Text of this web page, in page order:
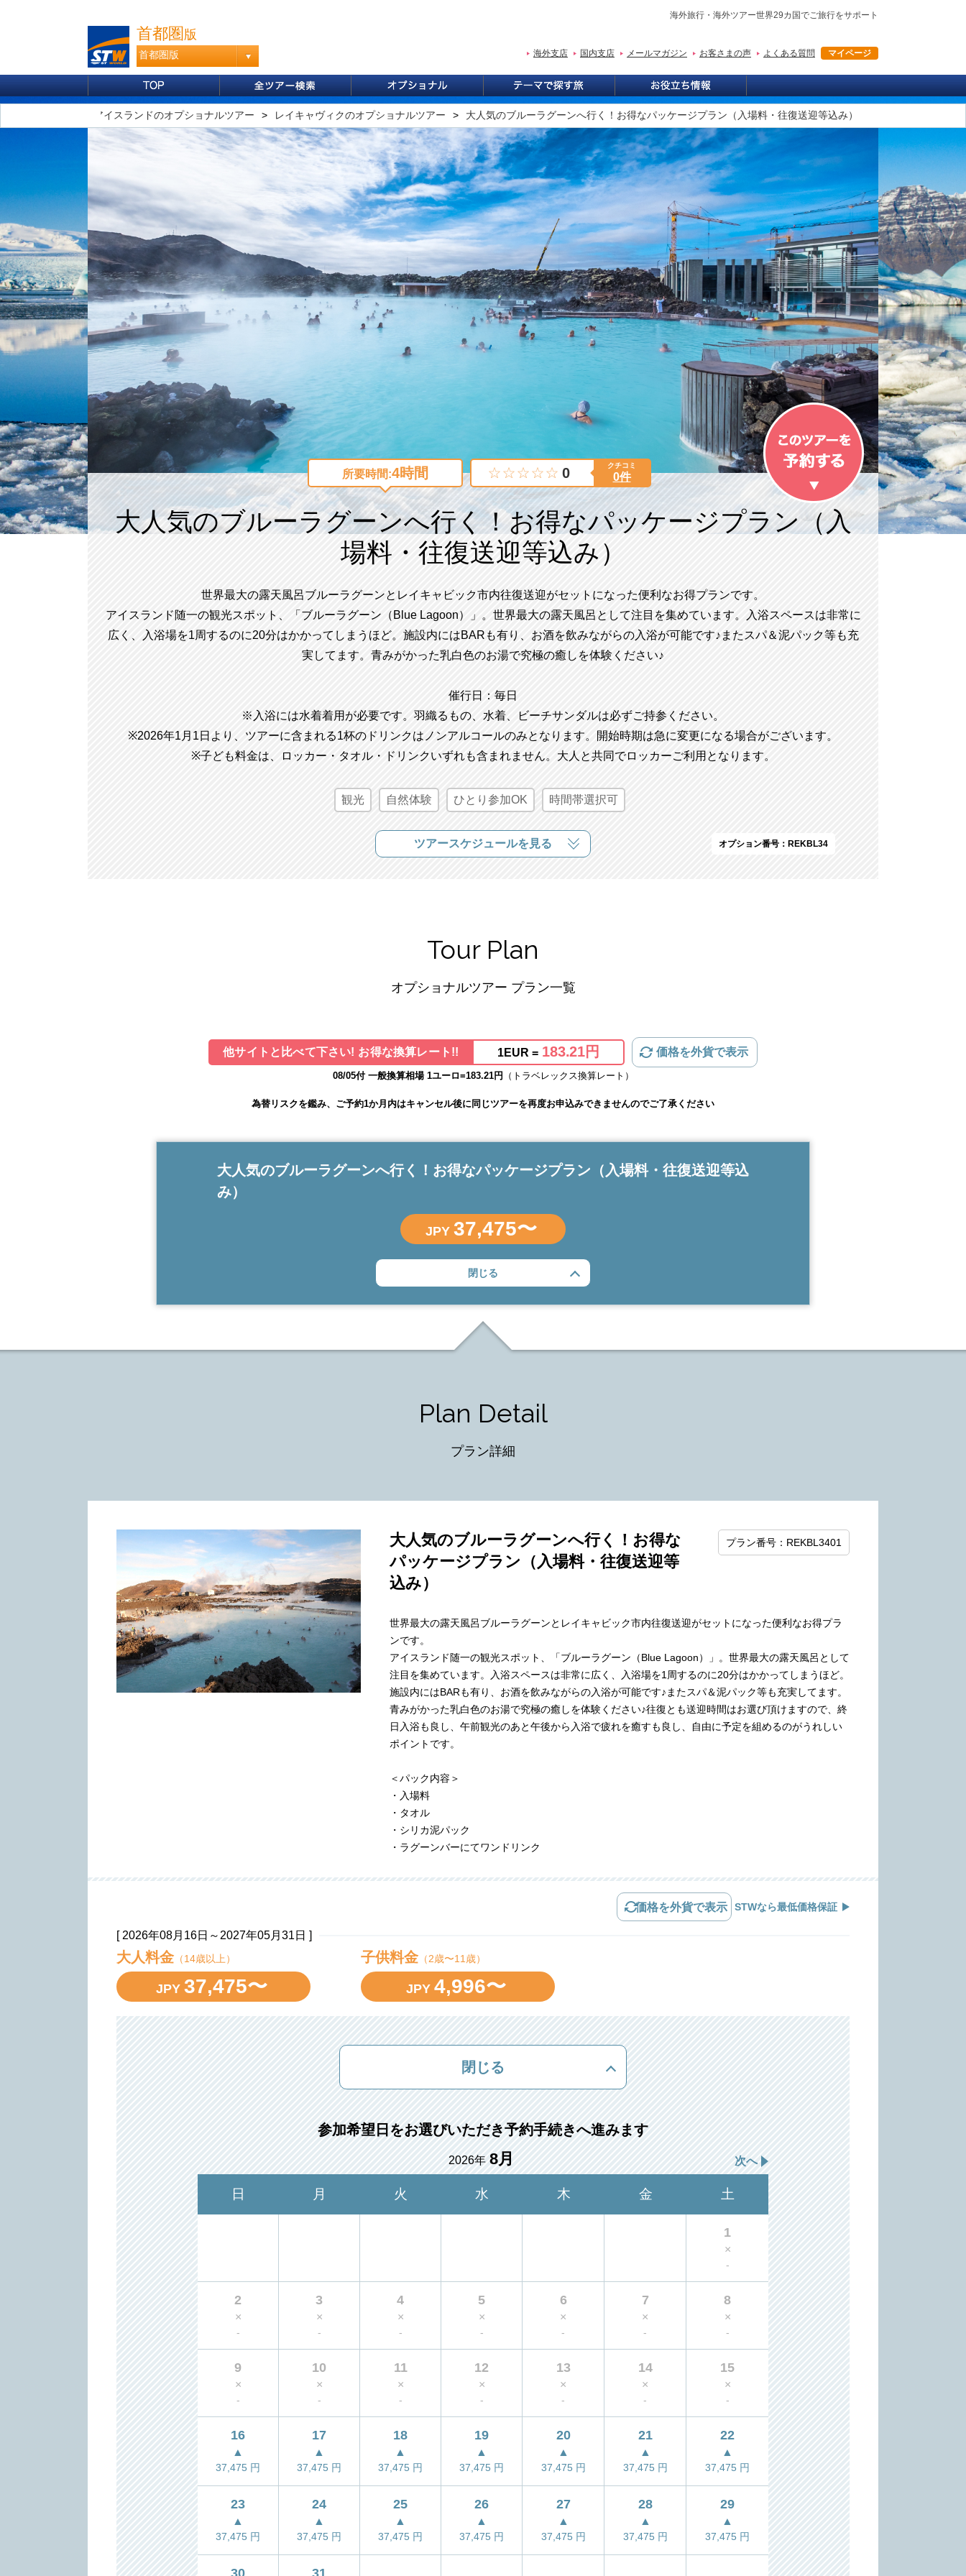
首都圏 版
首都圏版
海外旅行・海外ツアー世界29カ国でご旅行をサポート
海外支店 国内支店 メールマガジン お客さまの声 よくある質問 マイページ
アイスランドのオプショナルツアー レイキャヴィクのオプショナルツアー 大人気のブルーラグーンへ行く！お得なパッケージプラン（入場料・往復送迎等込み）
大人気のブルーラグーンへ行く！お得なパッケージプラン（入
場料・往復送迎等込み）
世界最大の露天風呂ブルーラグーンとレイキャビック市内往復送迎がセットになった便利なお得プランです。
アイスランド随一の観光スポット、「ブルーラグーン（Blue Lagoon）」。世界最大の露天風呂として注目を集めています。入浴スペースは非常に
広く、入浴場を1周するのに20分はかかってしまうほど。施設内にはBARも有り、お酒を飲みながらの入浴が可能です♪またスパ＆泥パック等も充
実してます。青みがかった乳白色のお湯で究極の癒しを体験ください♪
催行日：毎日
※入浴には水着着用が必要です。羽織るもの、水着、ビーチサンダルは必ずご持参ください。
※2026年1月1日より、ツアーに含まれる1杯のドリンクはノンアルコールのみとなります。開始時期は急に変更になる場合がございます。
※子ども料金は、ロッカー・タオル・ドリンクいずれも含まれません。大人と共同でロッカーご利用となります。
観光 自然体験 ひとり参加OK 時間帯選択可
ツアースケジュールを見る オプション番号：REKBL34
所要時間:4時間 0 クチコミ
0件
Tour Plan
オプショナルツアー プラン一覧
他サイトと比べて下さい! お得な換算レート!! 1EUR = 183.21円 価格を外貨で表示
08/05付 一般換算相場 1ユーロ=183.21円 （トラベレックス換算レート）
為替リスクを鑑み、ご予約1か月内はキャンセル後に同じツアーを再度お申込みできませんのでご了承ください
大人気のブルーラグーンへ行く！お得なパッケージプラン（入場料・往復送迎等込
み）
JPY 37,475〜
閉じる
Plan Detail
プラン詳細
大人気のブルーラグーンへ行く！お得な
パッケージプラン（入場料・往復送迎等
込み）
プラン番号：REKBL3401
世界最大の露天風呂ブルーラグーンとレイキャビック市内往復送迎がセットになった便利なお得プラ
ンです。
アイスランド随一の観光スポット、「ブルーラグーン（Blue Lagoon）」。世界最大の露天風呂として
注目を集めています。入浴スペースは非常に広く、入浴場を1周するのに20分はかかってしまうほど。
施設内にはBARも有り、お酒を飲みながらの入浴が可能です♪またスパ＆泥パック等も充実してます。
青みがかった乳白色のお湯で究極の癒しを体験ください♪往復とも送迎時間はお選び頂けますので、終
日入浴も良し、午前観光のあと午後から入浴で疲れを癒すも良し、自由に予定を組めるのがうれしい
ポイントです。
＜パック内容＞
・入場料
・タオル
・シリカ泥パック
・ラグーンバーにてワンドリンク
価格を外貨で表示 STWなら最低価格保証
[ 2026年08月16日～2027年05月31日 ]
大人料金 （14歳以上）
JPY 37,475〜
子供料金 （2歳〜11歳）
JPY 4,996〜
閉じる
参加希望日をお選びいただき予約手続きへ進みます
2026年 8月 次へ
日 月 火 水 木 金 土
1
×
-
2
×
-
3
×
-
4
×
-
5
×
-
6
×
-
7
×
-
8
×
-
9
×
-
10
×
-
11
×
-
12
×
-
13
×
-
14
×
-
15
×
-
16
▲
37,475 円
17
▲
37,475 円
18
▲
37,475 円
19
▲
37,475 円
20
▲
37,475 円
21
▲
37,475 円
22
▲
37,475 円
23
▲
37,475 円
24
▲
37,475 円
25
▲
37,475 円
26
▲
37,475 円
27
▲
37,475 円
28
▲
37,475 円
29
▲
37,475 円